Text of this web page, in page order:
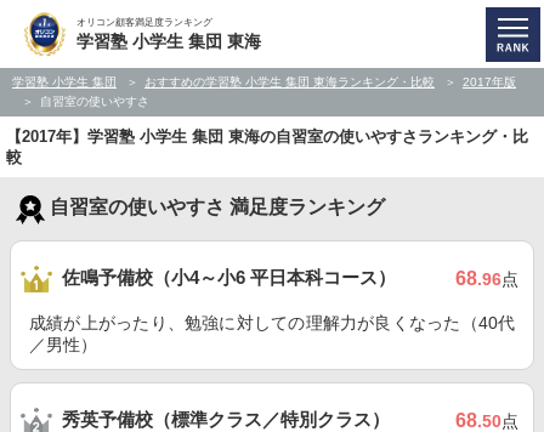
オリコン顧客満足度ランキング
学習塾 小学生 集団 東海
学習塾 小学生 集団 おすすめの学習塾 小学生 集団 東海ランキング・比較
2017年版
自習室の使いやすさ
【2017年】学習塾 小学生 集団 東海の自習室の使いやすさランキング・比
較
自習室の使いやすさ 満足度ランキング
佐鳴予備校（小4～小6 平日本科コース） 68.96点
成績が上がったり、勉強に対しての理解力が良くなった（40代
／男性）
秀英予備校（標準クラス／特別クラス） 68.50点